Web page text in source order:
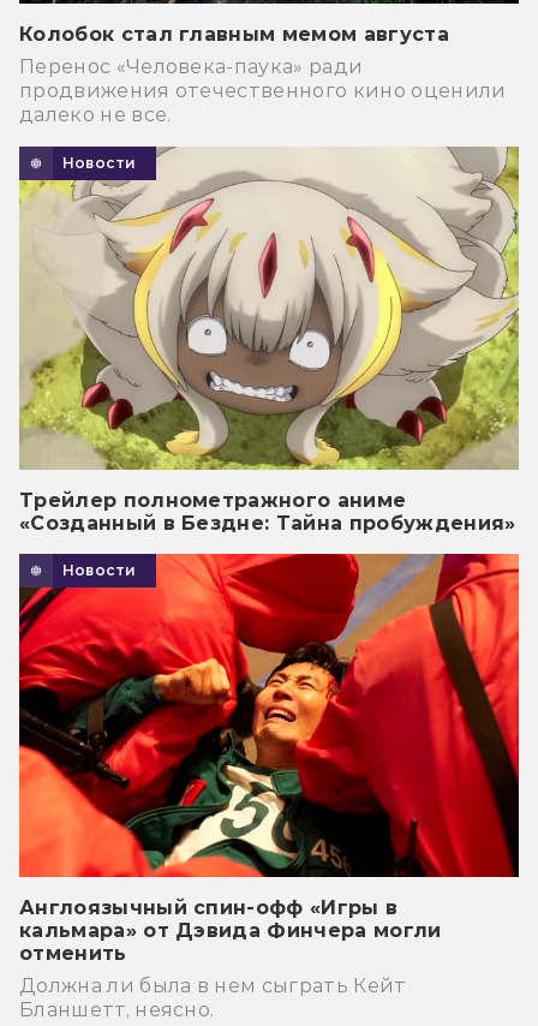
Колобок стал главным мемом августа
Перенос «Человека-паука» ради
продвижения отечественного кино оценили
далеко не все.
Новости
Трейлер полнометражного аниме
«Созданный в Бездне: Тайна пробуждения»
Новости
Англоязычный спин-офф «Игры в
кальмара» от Дэвида Финчера могли
отменить
Должна ли была в нем сыграть Кейт
Бланшетт, неясно.